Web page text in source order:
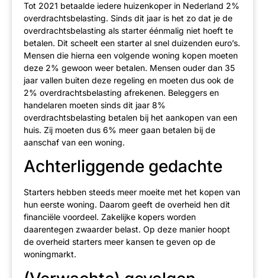
Tot 2021 betaalde iedere huizenkoper in Nederland 2%
overdrachtsbelasting. Sinds dit jaar is het zo dat je de
overdrachtsbelasting als starter éénmalig niet hoeft te
betalen. Dit scheelt een starter al snel duizenden euro’s.
Mensen die hierna een volgende woning kopen moeten
deze 2% gewoon weer betalen. Mensen ouder dan 35
jaar vallen buiten deze regeling en moeten dus ook de
2% overdrachtsbelasting afrekenen. Beleggers en
handelaren moeten sinds dit jaar 8%
overdrachtsbelasting betalen bij het aankopen van een
huis. Zij moeten dus 6% meer gaan betalen bij de
aanschaf van een woning.
Achterliggende gedachte
Starters hebben steeds meer moeite met het kopen van
hun eerste woning. Daarom geeft de overheid hen dit
financiële voordeel. Zakelijke kopers worden
daarentegen zwaarder belast. Op deze manier hoopt
de overheid starters meer kansen te geven op de
woningmarkt.